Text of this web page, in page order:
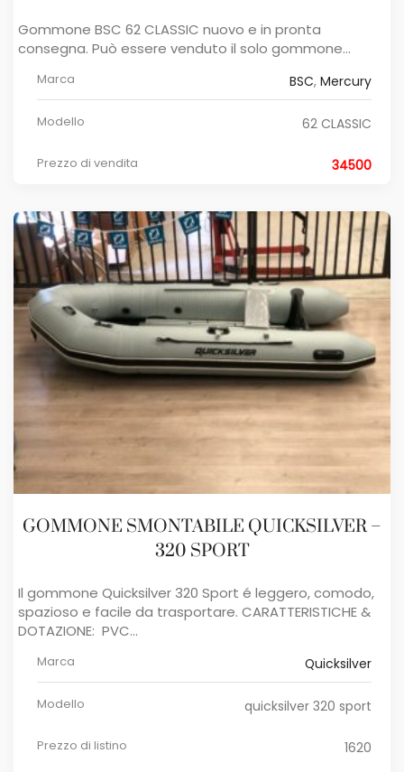
Gommone BSC 62 CLASSIC nuovo e in pronta
consegna. Può essere venduto il solo gommone...
Marca BSC, Mercury
Modello 62 CLASSIC
Prezzo di vendita 34500
GOMMONE SMONTABILE QUICKSILVER –
320 SPORT
Il gommone Quicksilver 320 Sport é leggero, comodo,
spazioso e facile da trasportare. CARATTERISTICHE &
DOTAZIONE: PVC...
Marca Quicksilver
Modello quicksilver 320 sport
Prezzo di listino 1620